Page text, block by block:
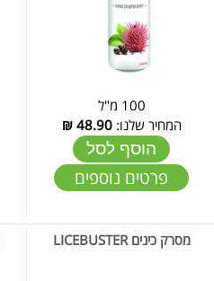
100 מ"ל
המחיר שלנו:48.90
₪
הוסף לסל
פרטים נוספים
מסרק כינים LICEBUSTER